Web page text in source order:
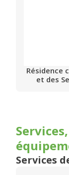
Résidence
et des
Services